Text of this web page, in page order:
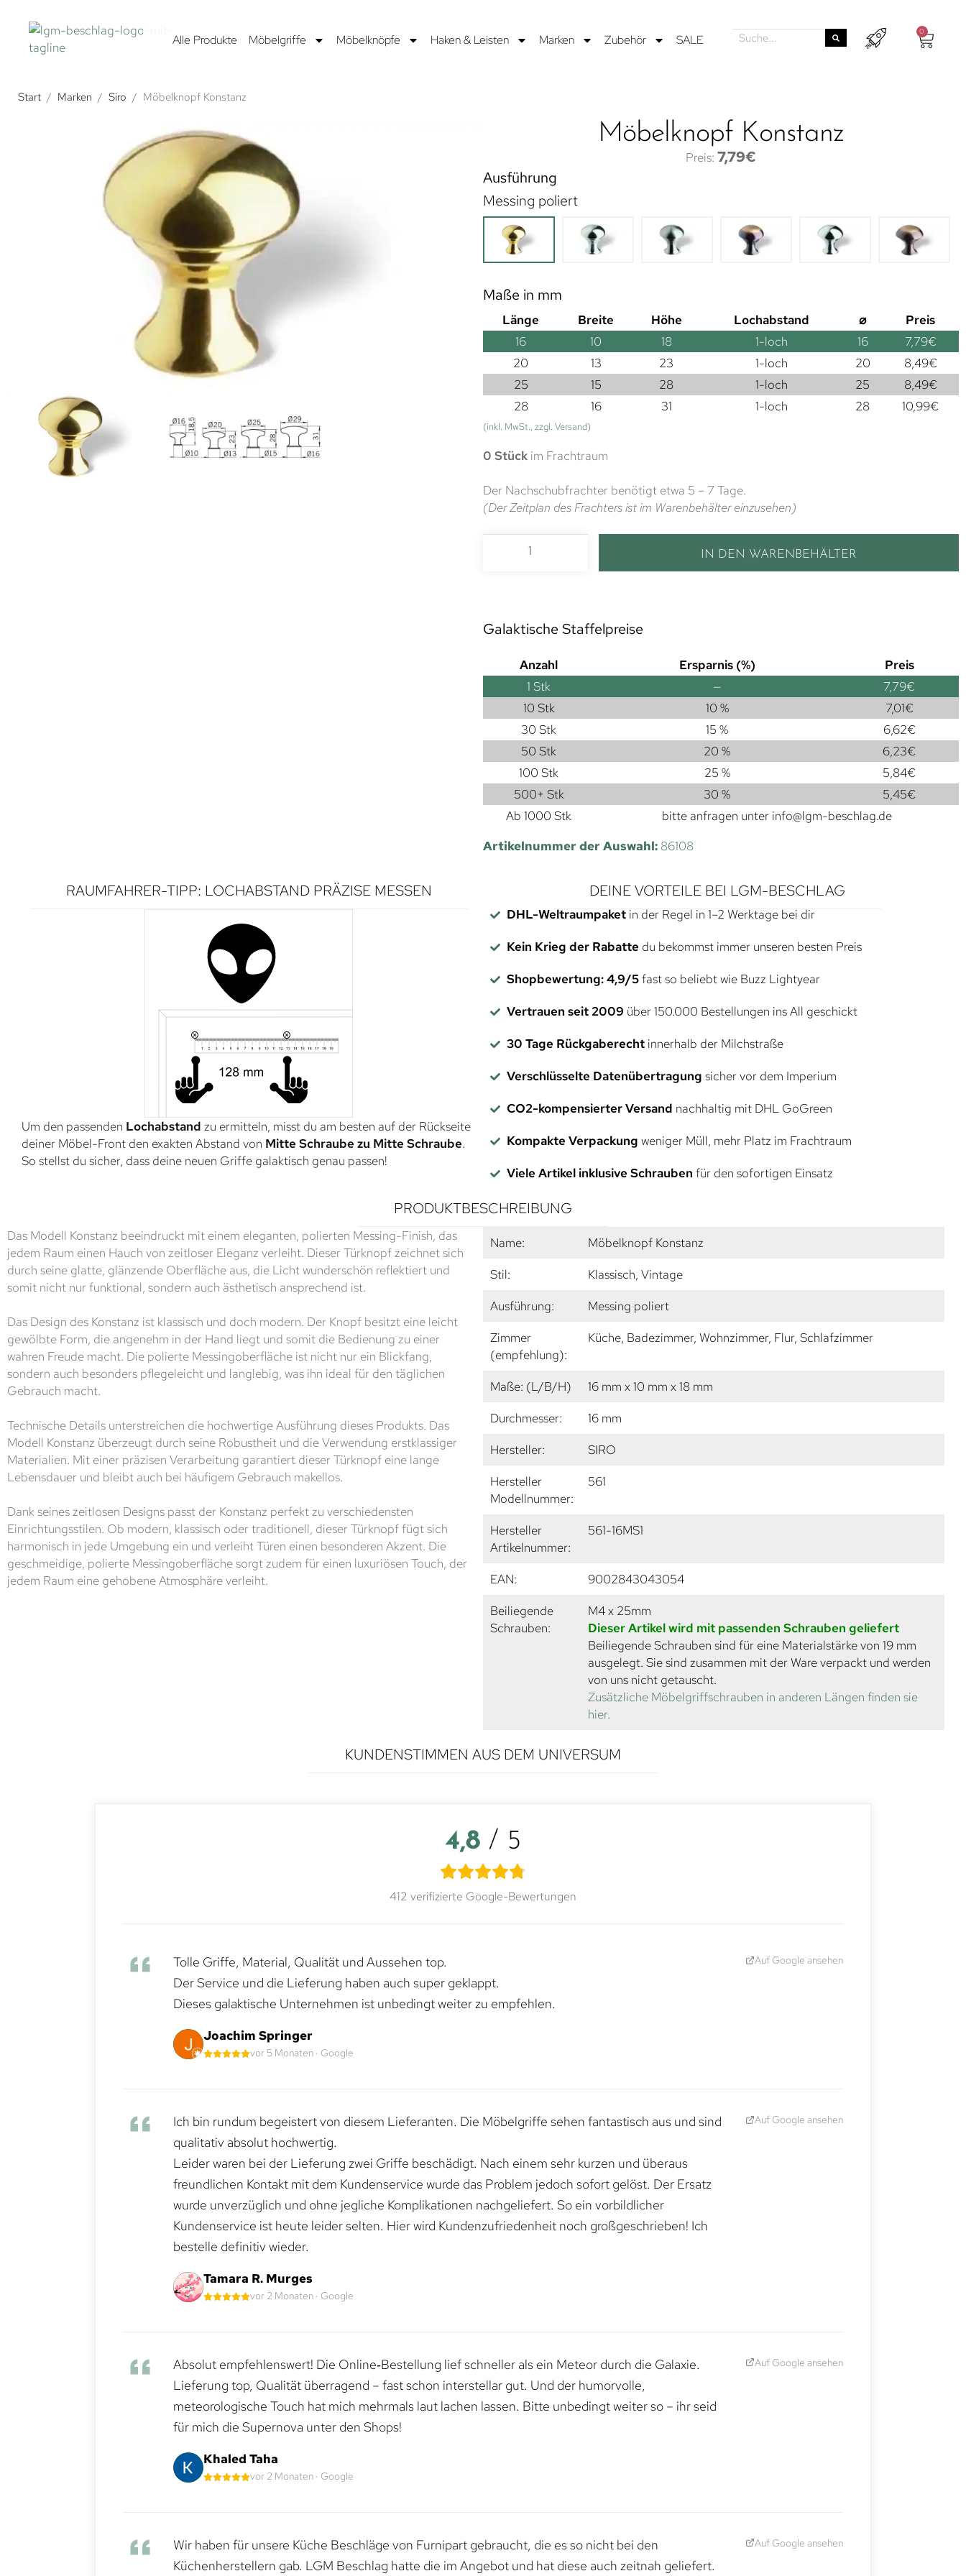
Alle Produkte Möbelgriffe Möbelknöpfe Haken & Leisten Marken Zubehör SALE
0
Start / Marken / Siro / Möbelknopf Konstanz
Möbelknopf Konstanz
7,79€
Ausführung
Messing poliert
Maße in mm
Länge Breite Höhe Lochabstand ⌀
Preis
16
10 18 1-loch 16 7,79€
20
13 23 1-loch 20 8,49€
25
15 28 1-loch 25 8,49€
28
16 31 1-loch 28 10,99€
(inkl. MwSt., zzgl. Versand)
0 Stück im Frachtraum
Der Nachschubfrachter benötigt etwa 5 – 7 Tage.
(Der Zeitplan des Frachters ist im Warenbehälter einzusehen)
IN DEN WARENBEHÄLTER
Galaktische Staffelpreise
Anzahl Ersparnis (%)
Preis
1 Stk — 7,79€
10 Stk
10 % 7,01€
30 Stk
15 % 6,62€
50 Stk
20 % 6,23€
100 Stk
25 % 5,84€
500+ Stk
30 % 5,45€
Ab 1000 Stk
bitte anfragen unter info@lgm-beschlag.de
Artikelnummer der Auswahl: 86108
RAUMFAHRER-TIPP: LOCHABSTAND PRÄZISE MESSEN
Um den passenden Lochabstand zu ermitteln, misst du am besten auf der Rückseite
deiner Möbel-Front den exakten Abstand von Mitte Schraube zu Mitte Schraube.
So stellst du sicher, dass deine neuen Griffe galaktisch genau passen!
DEINE VORTEILE BEI LGM-BESCHLAG
DHL-Weltraumpaketin der Regel in 1–2 Werktage bei dir
Kein Krieg der Rabatte du bekommst immer unseren besten Preis
Shopbewertung: 4,9/5fast so beliebt wie Buzz Lightyear
Vertrauen seit 2009 über 150.000 Bestellungen ins All geschickt
30 Tage Rückgaberechtinnerhalb der Milchstraße
Verschlüsselte Datenübertragung sicher vor dem Imperium
CO2-kompensierter Versand nachhaltig mit DHL GoGreen
Kompakte Verpackung weniger Müll, mehr Platz im Frachtraum
Viele Artikel inklusive Schrauben für den sofortigen Einsatz
PRODUKTBESCHREIBUNG
Das Modell Konstanz beeindruckt mit einem eleganten, polierten Messing-Finish, das
jedem Raum einen Hauch von zeitloser Eleganz verleiht. Dieser Türknopf zeichnet sich
durch seine glatte, glänzende Oberfläche aus, die Licht wunderschön reflektiert und
somit nicht nur funktional, sondern auch ästhetisch ansprechend ist.
Das Design des Konstanz ist klassisch und doch modern. Der Knopf besitzt eine leicht
gewölbte Form, die angenehm in der Hand liegt und somit die Bedienung zu einer
wahren Freude macht. Die polierte Messingoberfläche ist nicht nur ein Blickfang,
sondern auch besonders pflegeleicht und langlebig, was ihn ideal für den täglichen
Gebrauch macht.
Technische Details unterstreichen die hochwertige Ausführung dieses Produkts. Das
Modell Konstanz überzeugt durch seine Robustheit und die Verwendung erstklassiger
Materialien. Mit einer präzisen Verarbeitung garantiert dieser Türknopf eine lange
Lebensdauer und bleibt auch bei häufigem Gebrauch makellos.
Dank seines zeitlosen Designs passt der Konstanz perfekt zu verschiedensten
Einrichtungsstilen. Ob modern, klassisch oder traditionell, dieser Türknopf fügt sich
harmonisch in jede Umgebung ein und verleiht Türen einen besonderen Akzent. Die
geschmeidige, polierte Messingoberfläche sorgt zudem für einen luxuriösen Touch, der
jedem Raum eine gehobene Atmosphäre verleiht.
Name:
Möbelknopf Konstanz
Stil:
Klassisch, Vintage
Ausführung:
Messing poliert
Zimmer
(empfehlung):
Küche, Badezimmer, Wohnzimmer, Flur, Schlafzimmer
Maße: (L/B/H)
16 mm x 10 mm x 18 mm
Durchmesser:
16 mm
Hersteller:
SIRO
Hersteller
Modellnummer:
561
Hersteller
Artikelnummer:
561-16MS1
EAN:
9002843043054
Beiliegende
Schrauben:
M4 x 25mm
Dieser Artikel wird mit passenden Schrauben geliefert
Beiliegende Schrauben sind für eine Materialstärke von 19 mm
ausgelegt. Sie sind zusammen mit der Ware verpackt und werden
von uns nicht getauscht.
Zusätzliche Möbelgriffschrauben in anderen Längen finden sie
hier.
KUNDENSTIMMEN AUS DEM UNIVERSUM
4,8 / 5
412 verifizierte Google-Bewertungen
Tolle Griffe, Material, Qualität und Aussehen top.
Der Service und die Lieferung haben auch super geklappt.
Dieses galaktische Unternehmen ist unbedingt weiter zu empfehlen.
Joachim Springer
vor 5 Monaten · Google
Auf Google ansehen
Ich bin rundum begeistert von diesem Lieferanten. Die Möbelgriffe sehen fantastisch aus und sind
qualitativ absolut hochwertig.
Leider waren bei der Lieferung zwei Griffe beschädigt. Nach einem sehr kurzen und überaus
freundlichen Kontakt mit dem Kundenservice wurde das Problem jedoch sofort gelöst. Der Ersatz
wurde unverzüglich und ohne jegliche Komplikationen nachgeliefert. So ein vorbildlicher
Kundenservice ist heute leider selten. Hier wird Kundenzufriedenheit noch großgeschrieben! Ich
bestelle definitiv wieder.
Tamara R. Murges
vor 2 Monaten · Google
Auf Google ansehen
Absolut empfehlenswert! Die Online‑Bestellung lief schneller als ein Meteor durch die Galaxie.
Lieferung top, Qualität überragend – fast schon interstellar gut. Und der humorvolle,
meteorologische Touch hat mich mehrmals laut lachen lassen. Bitte unbedingt weiter so – ihr seid
für mich die Supernova unter den Shops!
Khaled Taha
vor 2 Monaten · Google
Auf Google ansehen
Wir haben für unsere Küche Beschläge von Furnipart gebraucht, die es so nicht bei den
Küchenherstellern gab. LGM Beschlag hatte die im Angebot und hat diese auch zeitnah geliefert.
Auf Google ansehen